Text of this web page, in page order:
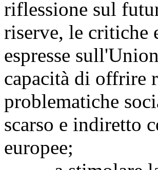
riflessione sul
riserve, le critiche
espresse
capacità di offrire
problematiche
scarso e indiretto
europee;